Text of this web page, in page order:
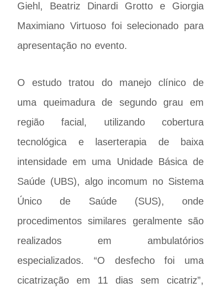
Giehl, Beatriz Dinardi Grotto e Giorgia
Maximiano Virtuoso foi selecionado para
apresentação no evento.
O estudo tratou do manejo clínico de
uma queimadura de segundo grau em
região facial, utilizando cobertura
tecnológica e laserterapia de baixa
intensidade em uma Unidade Básica de
Saúde (UBS), algo incomum no Sistema
Único de Saúde (SUS), onde
procedimentos similares geralmente são
realizados em ambulatórios
especializados. “O desfecho foi uma
cicatrização em 11 dias sem cicatriz”,